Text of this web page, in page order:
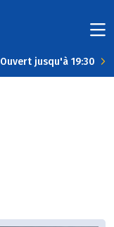
Ouvert jusqu'à 19:30